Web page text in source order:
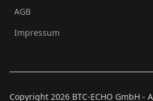
AGB
Impressum
Copyright 2026 BTC-ECHO GmbH